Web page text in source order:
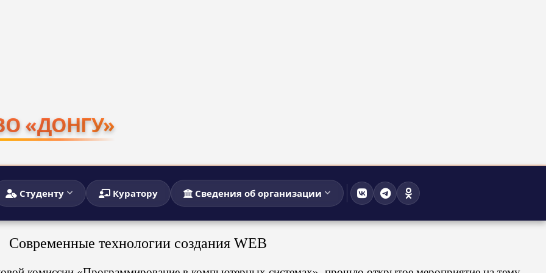
«ДОНГУ»
Студенту Куратору Сведения об организации
Современные технологии создания WEB